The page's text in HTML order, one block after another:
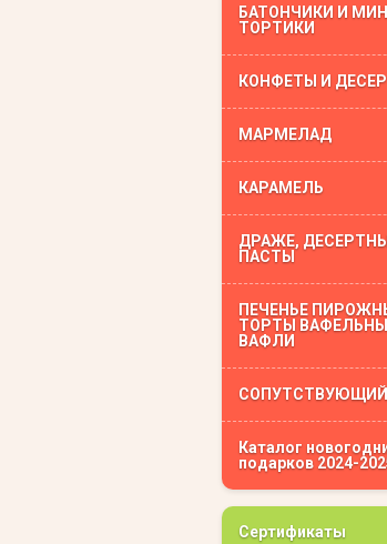
БАТОНЧИКИ И
ТОРТИКИ
КОНФЕТЫ И
МАРМЕЛАД
КАРАМЕЛЬ
ДРАЖЕ,
ПАСТЫ
ПЕЧЕНЬЕ
ТОРТЫ
ВАФЛИ
Каталог
подарков 2024-
Сертификаты